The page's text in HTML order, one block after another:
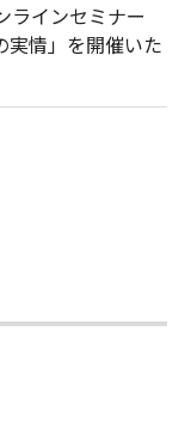
ラインセミナー
実情」を開催いた